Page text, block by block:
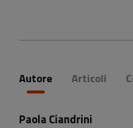
Autore Articoli
Paola Ciandrini